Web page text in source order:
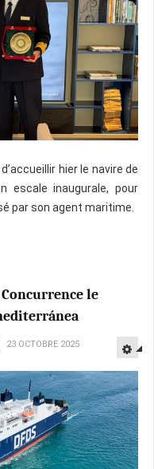
hier le navire de
escale inaugurale, pour
par son agent maritime.
le
23 OCTOBRE 2025